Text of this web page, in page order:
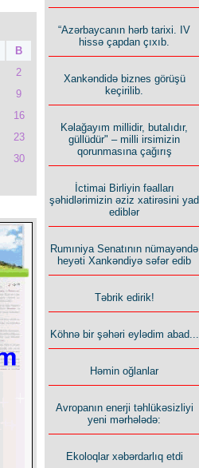
B
2
9
16
23
30
“Azərbaycanın hərb tarixi. IV
hissə çapdan çıxıb.
Xankəndidə biznes görüşü
keçirilib.
Kəlağayım millidir, butalıdır,
güllüdür" – milli irsimizin
qorunmasına çağırış
İctimai Birliyin fəalları
şəhidlərimizin əziz xatirəsini yad
ediblər
Rumıniya Senatının nümayəndə
heyəti Xankəndiyə səfər edib
Təbrik edirik!
Köhnə bir şəhəri eylədim abad...
Həmin oğlanlar
Avropanın enerji təhlükəsizliyi
yeni mərhələdə:
Ekoloqlar xəbərdarlıq etdi